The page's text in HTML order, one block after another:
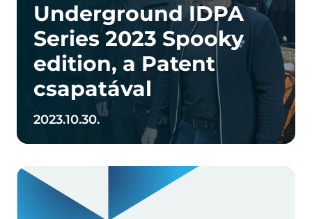
Underground IDPA
Series 2023 Spooky
edition, a Patent
csapatával
2023.10.30.